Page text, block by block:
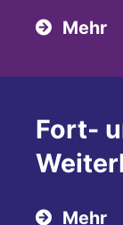
Mehr
Fort-
Mehr